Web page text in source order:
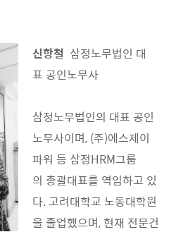
신항철 삼정노무법인 대
표 공인노무사
삼정노무법인의 대표 공인
노무사이며, (주)에스제이
파워 등 삼정HRM그룹
의 총괄대표를 역임하고 있
다. 고려대학교 노동대학원
을 졸업했으며, 현재 전문건